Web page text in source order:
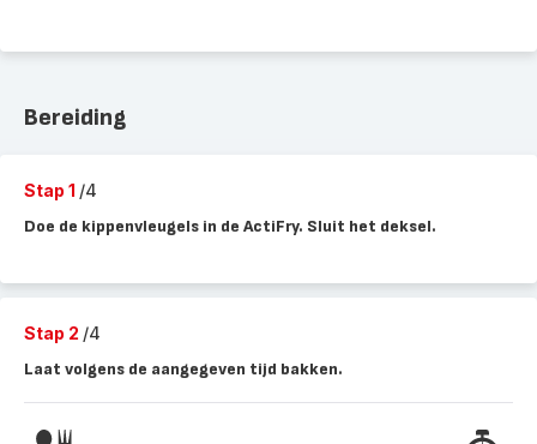
Bereiding
Stap 1 /4
Doe de kippenvleugels in de ActiFry. Sluit het deksel.
Stap 2 /4
Laat volgens de aangegeven tijd bakken.